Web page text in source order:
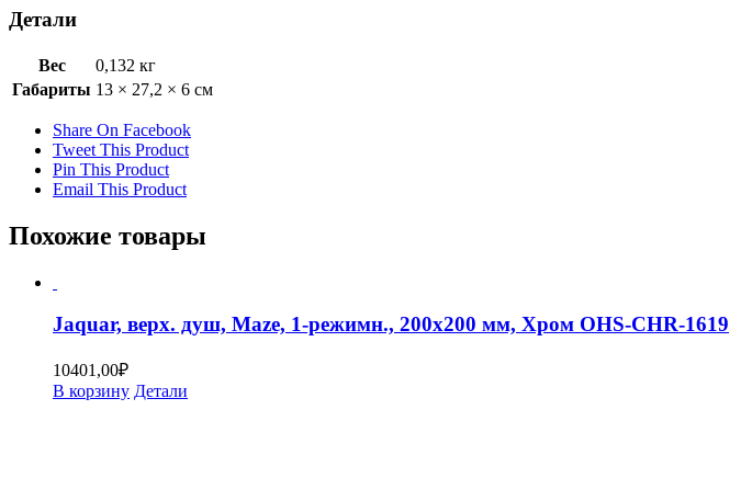
Детали
Вес
0,132 кг
Габариты 13 × 27,2 × 6 см
Share On Facebook
Tweet This Product
Pin This Product
Email This Product
Похожие товары
Jaquar, верх. душ, Maze, 1-режимн., 200х200 мм, Хром OHS-CHR-1619
10401,00₽
В корзину Детали